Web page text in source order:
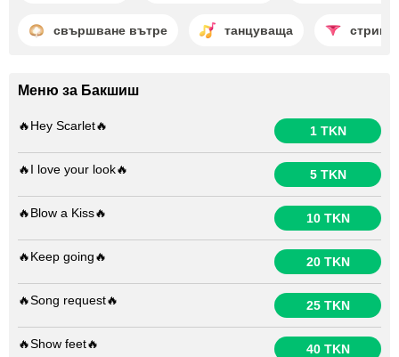
свършване вътре танцуваща
Меню за Бакшиш
🔥Hey Scarlet🔥 1 TKN
🔥I love your look🔥 5 TKN
🔥Blow a Kiss🔥 10 TKN
🔥Keep going🔥 20 TKN
🔥Song request🔥 25 TKN
🔥Show feet🔥 40 TKN